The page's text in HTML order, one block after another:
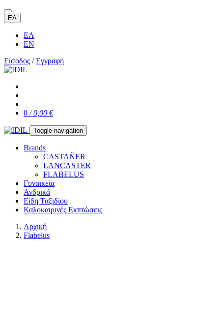
ΕΛ
ΕΛ
EN
Είσοδος /Εγγραφή
0 /0,00 €
Toggle navigation
Brands
CASTAÑER
LANCASTER
FLABELUS
Γυναικεία
Ανδρικά
Είδη Ταξιδίου
Καλοκαιρινές Εκπτώσεις
Αρχική
Flabelus